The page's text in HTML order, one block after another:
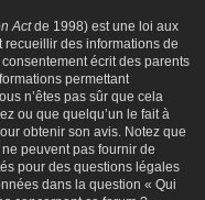
Actde 1998) est une loi aux
recueillir des informations de
écrit des parents
permettant
n’êtes pas sûr que cela
ou que quelqu’un le fait à
obtenir son avis. Notez que
peuvent pas fournir de
pour des questions légales
dans la question « Qui